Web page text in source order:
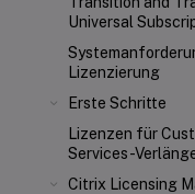
Universal
Lizenzierung
Erste Schritte
Lizenzen für
Services-
Citrix Licensing